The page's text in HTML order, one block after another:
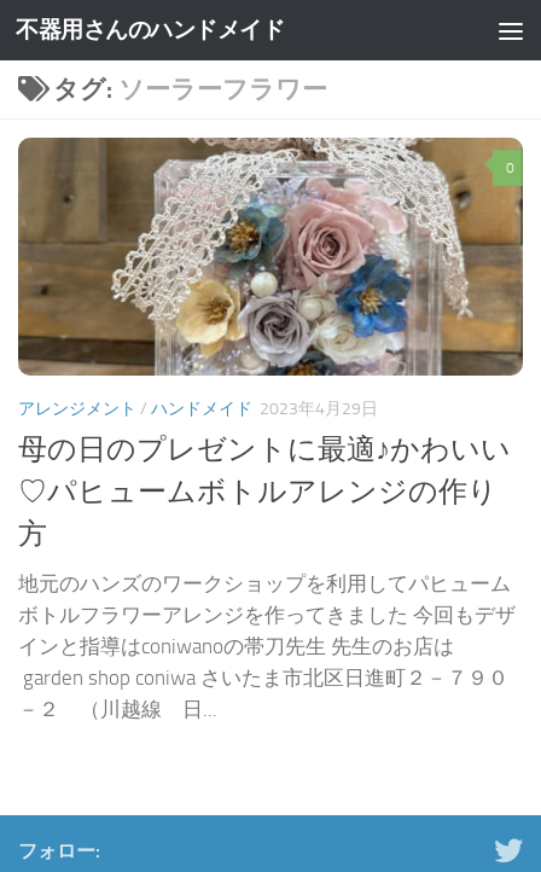
不器用さんのハンドメイド
タグ: ソーラーフラワー
0
アレンジメント / ハンドメイド 2023年4月29日
母の日のプレゼントに最適♪かわいい
♡パヒュームボトルアレンジの作り
方
地元のハンズのワークショップを利用してパヒューム
ボトルフラワーアレンジを作ってきました 今回もデザ
インと指導はconiwanoの帯刀先生 先生のお店は
garden shop coniwa さいたま市北区日進町２－７９０
－２ （川越線 日...
フォロー: